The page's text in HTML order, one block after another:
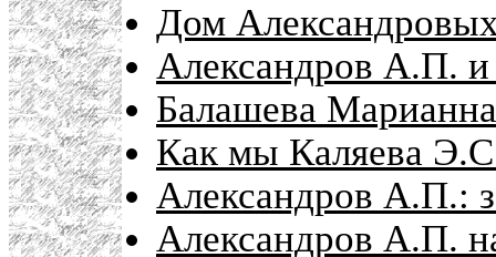
Дом
Александров А.П.
Балашева
Как мы Каляева
Александров А.П.:
Александров А.П.